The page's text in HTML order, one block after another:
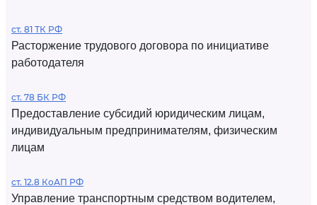
ст. 81 ТК РФ
Расторжение трудового договора по инициативе
работодателя
ст. 78 БК РФ
Предоставление субсидий юридическим лицам,
индивидуальным предпринимателям, физическим
лицам
ст. 12.8 КоАП РФ
Управление транспортным средством водителем,